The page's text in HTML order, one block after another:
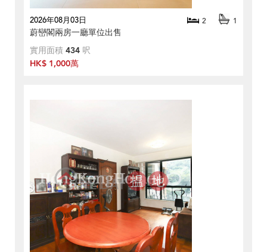
2026年08月03日 2 1
蔚巒閣兩房一廳單位出售
實用面積 434 呎
HK$ 1,000萬